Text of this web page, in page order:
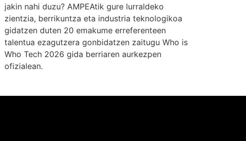
jakin nahi duzu? AMPEAtik gure lurraldeko
zientzia, berrikuntza eta industria teknologikoa
gidatzen duten 20 emakume erreferenteen
talentua ezagutzera gonbidatzen zaitugu Who is
Who Tech 2026 gida berriaren aurkezpen
ofizialean.